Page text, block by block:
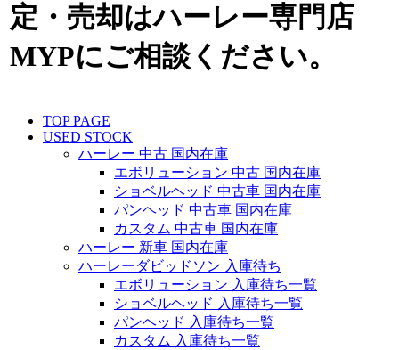
定・売却はハーレー専門店
MYPにご相談ください。
TOP PAGE
USED STOCK
ハーレー 中古 国内在庫
エボリューション 中古 国内在庫
ショベルヘッド 中古車 国内在庫
パンヘッド 中古車 国内在庫
カスタム 中古車 国内在庫
ハーレー 新車 国内在庫
ハーレーダビッドソン 入庫待ち
エボリューション 入庫待ち一覧
ショベルヘッド 入庫待ち一覧
パンヘッド 入庫待ち一覧
カスタム 入庫待ち一覧